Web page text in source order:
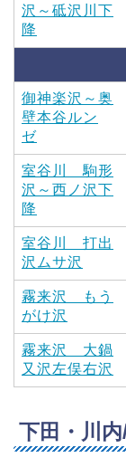
沢～砥沢川下
降
御神楽沢～奥
壁本谷ルン
ゼ
室谷川 駒形
沢～西ノ沢下
降
室谷川 打出
沢ムサ沢
霧来沢 もう
がけ沢
霧来沢 大鍋
又沢左俣右沢
下田・川